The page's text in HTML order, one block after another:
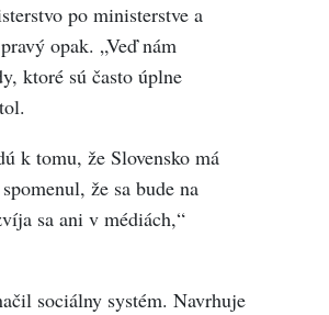
po ministerstve a
opak. „Veď nám
ktoré sú často úplne
k tomu, že Slovensko má
že sa bude na
sa ani v médiách,“
sociálny systém. Navrhuje